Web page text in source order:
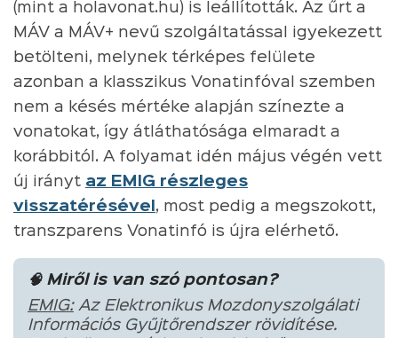
(mint a holavonat.hu) is leállították. Az űrt a
MÁV a MÁV+ nevű szolgáltatással igyekezett
betölteni, melynek térképes felülete
azonban a klasszikus Vonatinfóval szemben
nem a késés mértéke alapján színezte a
vonatokat, így átláthatósága elmaradt a
korábbitól. A folyamat idén május végén vett
új irányt az EMIG részleges
visszatérésével , most pedig a megszokott,
transzparens Vonatinfó is újra elérhető.
🧠 Miről is van szó pontosan?
EMIG:Az Elektronikus Mozdonyszolgálati
Információs Gyűjtőrendszer rövidítése.